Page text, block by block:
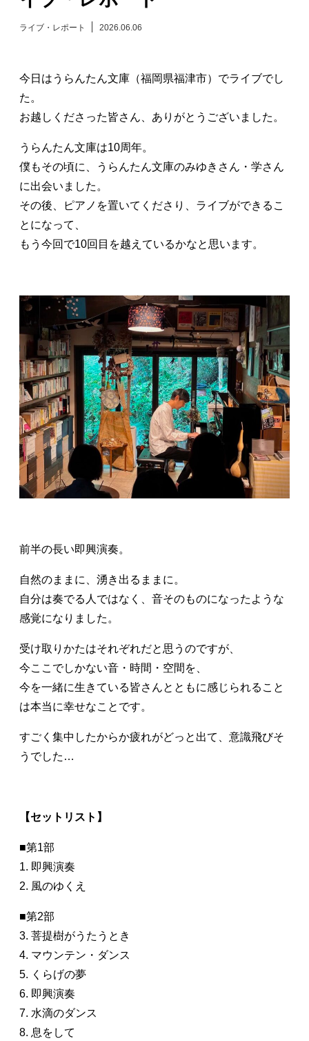
日々のレポート
演奏依頼
お問い合わせ
ライブ・レポート 2026.06.06
今日はうらんたん文庫（福岡県福津市）でライブでし
た。
お越しくださった皆さん、ありがとうございました。
うらんたん文庫は10周年。
僕もその頃に、うらんたん文庫のみゆきさん・学さん
に出会いました。
その後、ピアノを置いてくださり、ライブができるこ
とになって、
もう今回で10回目を越えているかなと思います。
前半の長い即興演奏。
自然のままに、湧き出るままに。
自分は奏でる人ではなく、音そのものになったような
感覚になりました。
受け取りかたはそれぞれだと思うのですが、
今ここでしかない音・時間・空間を、
今を一緒に生きている皆さんとともに感じられること
は本当に幸せなことです。
すごく集中したからか疲れがどっと出て、意識飛びそ
うでした…
【セットリスト】
■第1部
1. 即興演奏
2. 風のゆくえ
■第2部
3. 菩提樹がうたうとき
4. マウンテン・ダンス
5. くらげの夢
6. 即興演奏
7. 水滴のダンス
8. 息をして